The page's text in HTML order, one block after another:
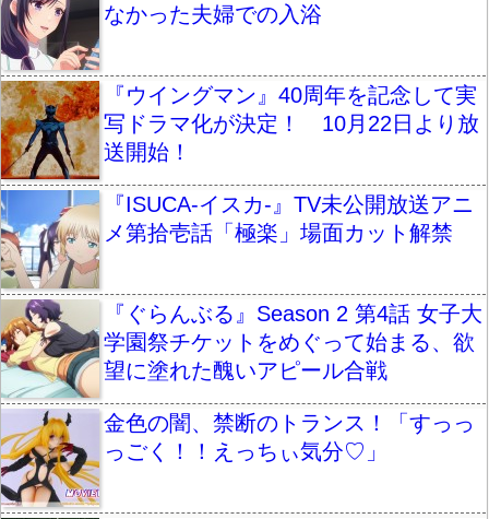
なかった夫婦での入浴
『ウイングマン』40周年を記念して実
写ドラマ化が決定！ 10月22日より放
送開始！
『ISUCA-イスカ-』TV未公開放送アニ
メ第拾壱話「極楽」場面カット解禁
『ぐらんぶる』Season 2 第4話 女子大
学園祭チケットをめぐって始まる、欲
望に塗れた醜いアピール合戦
金色の闇、禁断のトランス！「すっっ
っごく！！えっちぃ気分♡」